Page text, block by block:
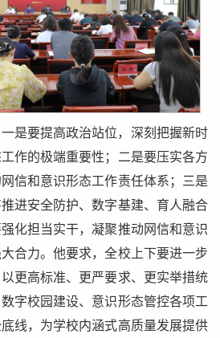
是要提高政治站位，深刻把握新时
作的极端重要性；二是要压实各方
信和意识形态工作责任体系；三是
进安全防护、数字基建、育人融合
化担当实干，凝聚推动网信和意识
合力。他要求，全校上下要进一步
更高标准、更严要求、更实举措统
字校园建设、意识形态管控各项工
线，为学校内涵式高质量发展提供